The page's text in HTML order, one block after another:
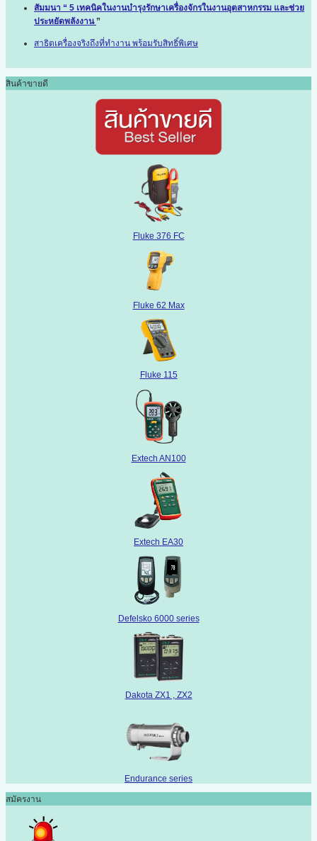
สัมมนา “ 5 เทคนิคในงานบำรุงรักษาเครื่องจักรในงานอุตสาหกรรม และช่วย
ประหยัดพลังงาน ”
สาธิตเครื่องจริงถึงที่ทำงาน พร้อมรับสิทธิ์พิเศษ
สินค้าขายดี
Fluke 376 FC
Fluke 62 Max
Fluke 115
Extech AN100
Extech EA30
Defelsko 6000 series
Dakota ZX1 , ZX2
Endurance series
สมัครงาน